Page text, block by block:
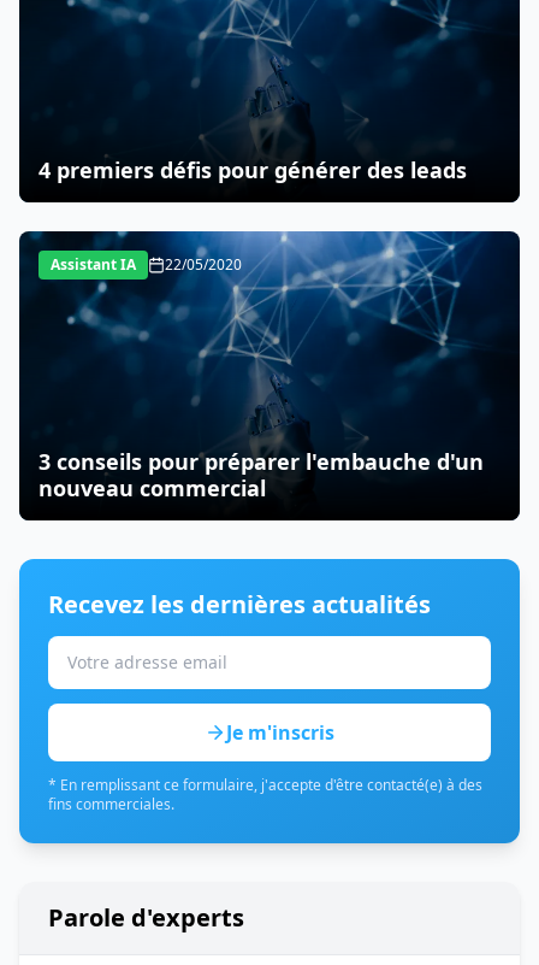
4 premiers défis pour générer des leads
Assistant IA 22/05/2020
3 conseils pour préparer l'embauche d'un
nouveau commercial
Recevez les dernières actualités
Je m'inscris
* En remplissant ce formulaire, j'accepte d'être contacté(e) à des
fins commerciales.
Parole d'experts